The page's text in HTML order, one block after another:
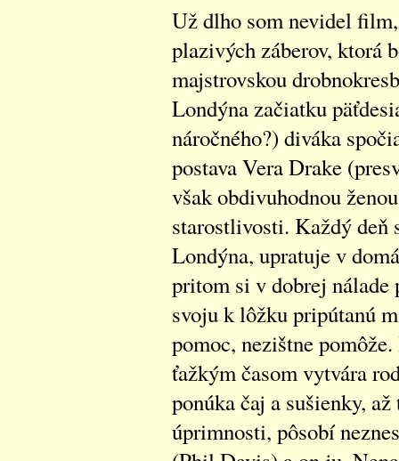
Už dlho som nevidel
plazivých záberov, ktorá
majstrovskou
Londýna začiatku
náročného?) diváka
postava Vera Drake
však obdivuhodnou
starostlivosti. Každý
Londýna, upratuje v
pritom si v dobrej nálade
svoju k lôžku pripútanú
pomoc, nezištne
ťažkým časom vytvára
ponúka čaj a sušienky,
úprimnosti, pôsobí